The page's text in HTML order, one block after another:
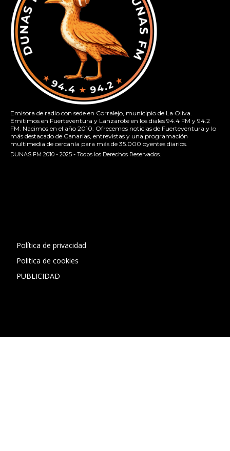
Emisora de radio con sede en Corralejo, municipio de La Oliva.
Emitimos en Fuerteventura y Lanzarote en los diales 94.4 FM y 94.2
FM. Nacimos en el año 2010. Ofrecemos noticias de Fuerteventura y lo
más destacado de Canarias, entrevistas y una programación
multimedia de cercanía para más de 35.000 oyentes diarios.
DUNAS FM 2010 - 2025 - Todos los Derechos Reservados.
Política de privacidad
Politica de cookies
PUBLICIDAD